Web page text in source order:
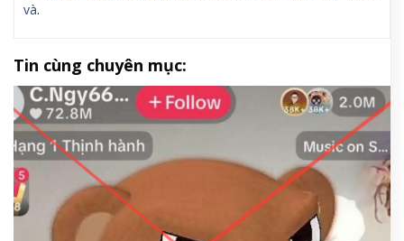
và.
Tin cùng chuyên mục: